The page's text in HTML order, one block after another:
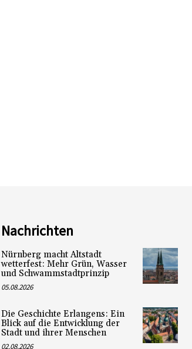
Nachrichten
Nürnberg macht Altstadt
wetterfest: Mehr Grün, Wasser
und Schwammstadtprinzip
05.08.2026
Die Geschichte Erlangens: Ein
Blick auf die Entwicklung der
Stadt und ihrer Menschen
02.08.2026